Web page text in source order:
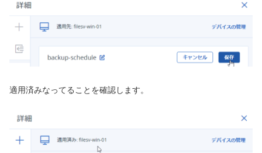
適用済みなってることを確認します。